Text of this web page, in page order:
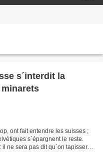
s´interdit la
ont fait entendre les suisses ;
s´épargnent le reste.
ne sera pas dit qu´on tapissera l